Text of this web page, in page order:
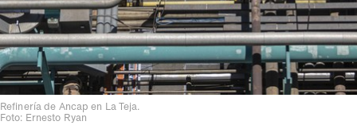
Refinería de Ancap en La Teja.
Foto: Ernesto Ryan